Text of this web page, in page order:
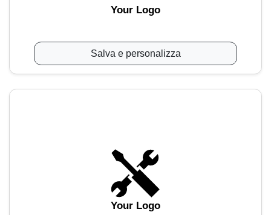
Your Logo
Salva e personalizza
Your Logo